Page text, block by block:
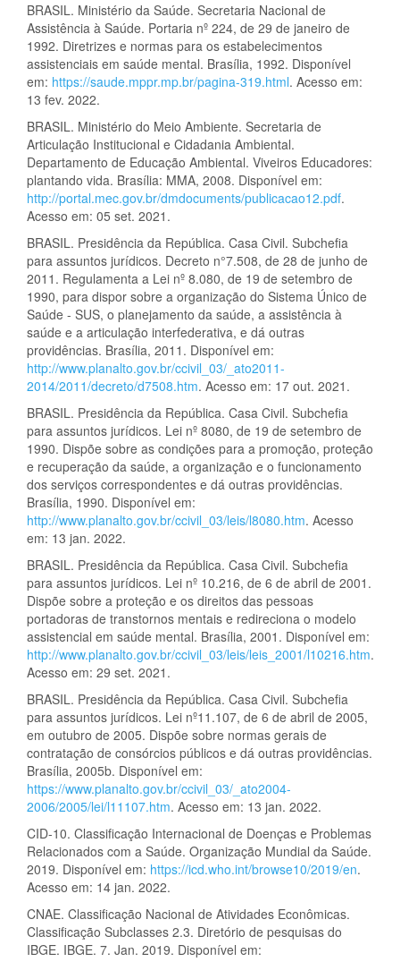
BRASIL. Ministério da Saúde. Secretaria Nacional de
Assistência à Saúde. Portaria nº 224, de 29 de janeiro de
1992. Diretrizes e normas para os estabelecimentos
assistenciais em saúde mental. Brasília, 1992. Disponível
em: https://saude.mppr.mp.br/pagina-319.html. Acesso em:
13 fev. 2022.
BRASIL. Ministério do Meio Ambiente. Secretaria de
Articulação Institucional e Cidadania Ambiental.
Departamento de Educação Ambiental. Viveiros Educadores:
plantando vida. Brasília: MMA, 2008. Disponível em:
http://portal.mec.gov.br/dmdocuments/publicacao12.pdf.
Acesso em: 05 set. 2021.
BRASIL. Presidência da República. Casa Civil. Subchefia
para assuntos jurídicos. Decreto n°7.508, de 28 de junho de
2011. Regulamenta a Lei nº 8.080, de 19 de setembro de
1990, para dispor sobre a organização do Sistema Único de
Saúde - SUS, o planejamento da saúde, a assistência à
saúde e a articulação interfederativa, e dá outras
providências. Brasília, 2011. Disponível em:
http://www.planalto.gov.br/ccivil_03/_ato2011-
2014/2011/decreto/d7508.htm. Acesso em: 17 out. 2021.
BRASIL. Presidência da República. Casa Civil. Subchefia
para assuntos jurídicos. Lei nº 8080, de 19 de setembro de
1990. Dispõe sobre as condições para a promoção, proteção
e recuperação da saúde, a organização e o funcionamento
dos serviços correspondentes e dá outras providências.
Brasília, 1990. Disponível em:
http://www.planalto.gov.br/ccivil_03/leis/l8080.htm. Acesso
em: 13 jan. 2022.
BRASIL. Presidência da República. Casa Civil. Subchefia
para assuntos jurídicos. Lei nº 10.216, de 6 de abril de 2001.
Dispõe sobre a proteção e os direitos das pessoas
portadoras de transtornos mentais e redireciona o modelo
assistencial em saúde mental. Brasília, 2001. Disponível em:
http://www.planalto.gov.br/ccivil_03/leis/leis_2001/l10216.htm.
Acesso em: 29 set. 2021.
BRASIL. Presidência da República. Casa Civil. Subchefia
para assuntos jurídicos. Lei nº11.107, de 6 de abril de 2005,
em outubro de 2005. Dispõe sobre normas gerais de
contratação de consórcios públicos e dá outras providências.
Brasília, 2005b. Disponível em:
https://www.planalto.gov.br/ccivil_03/_ato2004-
2006/2005/lei/l11107.htm. Acesso em: 13 jan. 2022.
CID-10. Classificação Internacional de Doenças e Problemas
Relacionados com a Saúde. Organização Mundial da Saúde.
2019. Disponível em: https://icd.who.int/browse10/2019/en.
Acesso em: 14 jan. 2022.
CNAE. Classificação Nacional de Atividades Econômicas.
Classificação Subclasses 2.3. Diretório de pesquisas do
IBGE. IBGE. 7. Jan. 2019. Disponível em: